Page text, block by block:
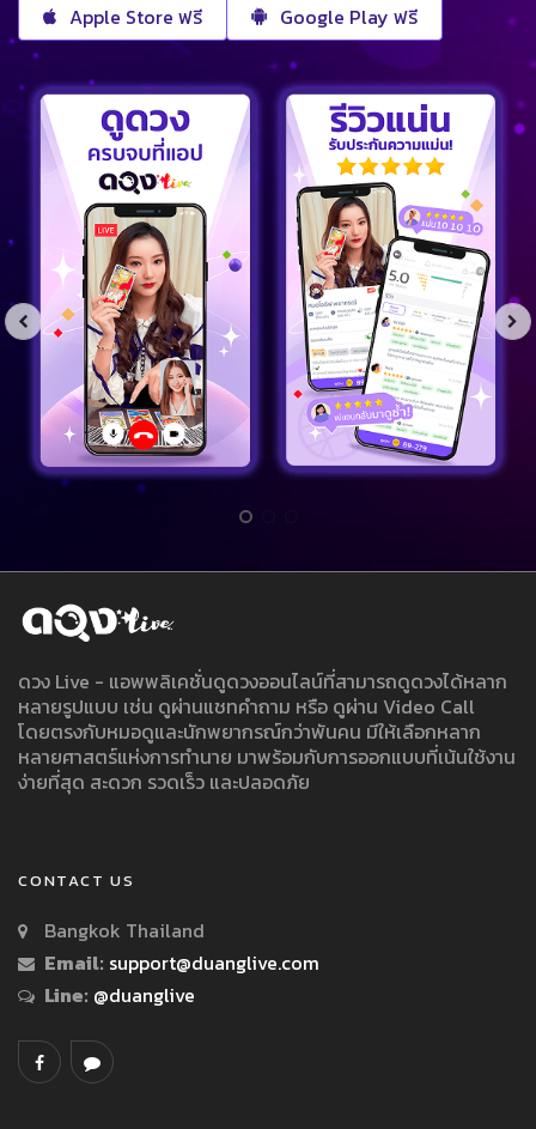
Apple Store ฟรี Google Play ฟรี
ดวง Live - แอพพลิเคชั่นดูดวงออนไลน์ที่สามารถดูดวงได้หลาก
หลายรูปแบบ เช่น ดูผ่านแชทคำถาม หรือ ดูผ่าน Video Call
โดยตรงกับหมอดูและนักพยากรณ์กว่าพันคน มีให้เลือกหลาก
หลายศาสตร์แห่งการทำนาย มาพร้อมกับการออกแบบที่เน้นใช้งาน
ง่ายที่สุด สะดวก รวดเร็ว และปลอดภัย
CONTACT US
Bangkok Thailand
Email: support@duanglive.com
Line: @duanglive